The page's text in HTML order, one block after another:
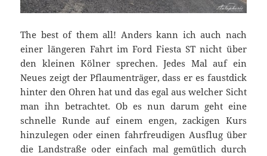
The best of them all! Anders kann ich auch nach
einer längeren Fahrt im Ford Fiesta ST nicht über
den kleinen Kölner sprechen. Jedes Mal auf ein
Neues zeigt der Pflaumenträger, dass er es faustdick
hinter den Ohren hat und das egal aus welcher Sicht
man ihn betrachtet. Ob es nun darum geht eine
schnelle Runde auf einem engen, zackigen Kurs
hinzulegen oder einen fahrfreudigen Ausflug über
die Landstraße oder einfach mal gemütlich durch